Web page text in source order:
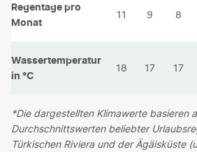
Regentage pro
Monat
11 9 8
Wassertemperatur
in °C
18 17 17
*Die dargestellten Klimawerte basieren
Durchschnittswerten beliebter
Türkischen Riviera und der Ägäisküste